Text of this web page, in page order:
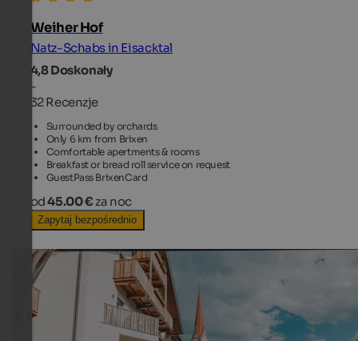
Weiher Hof
Natz-Schabs in Eisacktal
4,8Doskonały
-
32 Recenzje
Surrounded by orchards
Only 6 km from Brixen
Comfortable apertments & rooms
Breakfast or bread roll service on request
GuestPass BrixenCard
od45.00 € za noc
Zapytaj bezpośrednio